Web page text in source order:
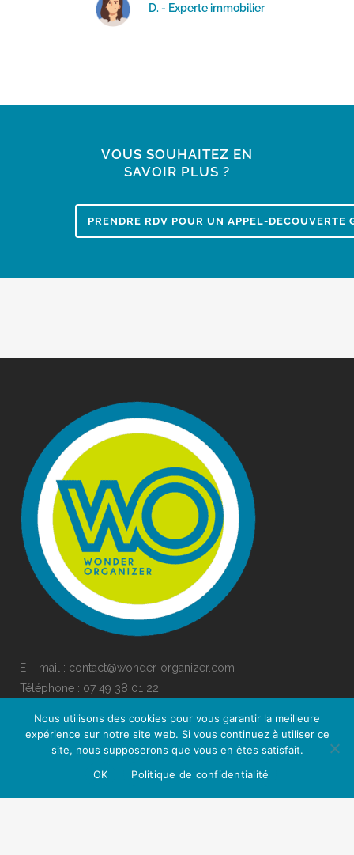
D. - Experte immobilier​
VOUS SOUHAITEZ EN
SAVOIR PLUS ?
PRENDRE RDV POUR UN APPEL-DECOUVERTE
E – mail : contact@wonder-organizer.com
Téléphone : 07 49 38 01 22
Nous utilisons des cookies pour vous garantir la meilleure
expérience sur notre site web. Si vous continuez à utiliser ce
site, nous supposerons que vous en êtes satisfait.
OK
Politique de confidentialité
Posez-moi toutes vos questions par ici !